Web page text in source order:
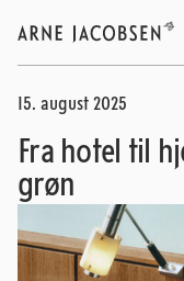
15. august 2025
Fra hotel til
grøn